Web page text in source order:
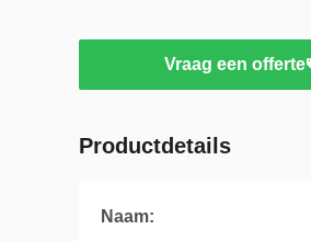
Vraag een offerte
Productdetails
Naam: